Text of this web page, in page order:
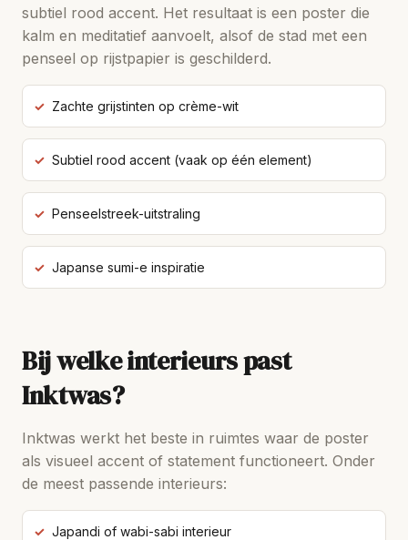
subtiel rood accent. Het resultaat is een poster die
kalm en meditatief aanvoelt, alsof de stad met een
penseel op rijstpapier is geschilderd.
Zachte grijstinten op crème-wit
Subtiel rood accent (vaak op één element)
Penseelstreek-uitstraling
Japanse sumi-e inspiratie
Bij welke interieurs past
Inktwas?
Inktwas werkt het beste in ruimtes waar de poster
als visueel accent of statement functioneert. Onder
de meest passende interieurs:
Japandi of wabi-sabi interieur